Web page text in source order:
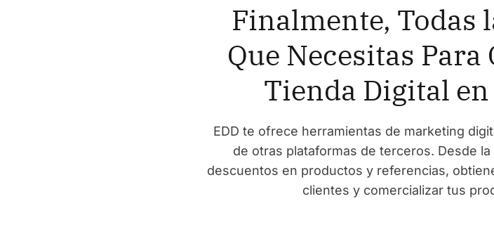
Finalmente, Todas
Que Necesitas
Tienda Digital
EDD te ofrece herramientas de marketing
de otras plataformas de terceros. Desde
descuentos en productos y referencias,
clientes y comercializar tus